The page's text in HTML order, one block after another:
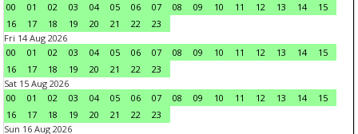
00
01 02 03 04 05 06 07 08 09 10 11 12 13 14
15
16
17 18 19 20 21 22
23
Fri 14 Aug 2026
00
01 02 03 04 05 06 07 08 09 10 11 12 13 14
15
16
17 18 19 20 21 22
23
Sat 15 Aug 2026
00
01 02 03 04 05 06 07 08 09 10 11 12 13 14
15
16
17 18 19 20 21 22
23
Sun 16 Aug 2026